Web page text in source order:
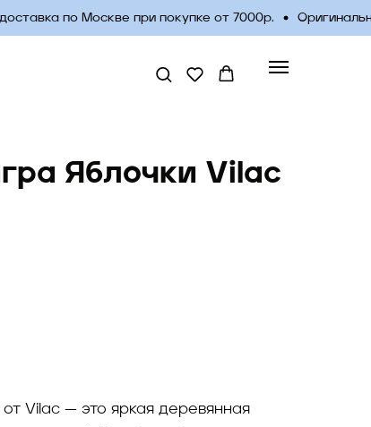
по Москве при покупке от 7000р.
Яблочки Vilac
Vilac — это яркая деревянная